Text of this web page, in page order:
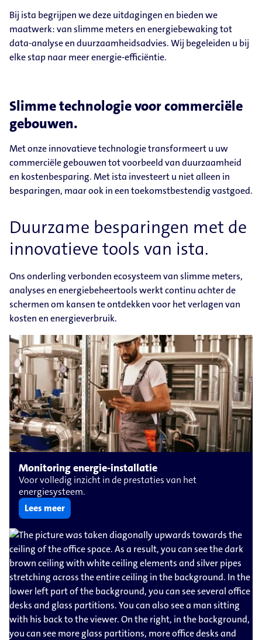
Bij ista begrijpen we deze uitdagingen en bieden we
maatwerk: van slimme meters en energiebewaking tot
data-analyse en duurzaamheidsadvies. Wij begeleiden u bij
elke stap naar meer energie-efficiëntie.
Slimme technologie voor commerciële
gebouwen.
Met onze innovatieve technologie transformeert u uw
commerciële gebouwen tot voorbeeld van duurzaamheid
en kostenbesparing. Met ista investeert u niet alleen in
besparingen, maar ook in een toekomstbestendig vastgoed.
Duurzame besparingen met de
innovatieve tools van ista.
Ons onderling verbonden ecosysteem van slimme meters,
analyses en energiebeheertools werkt continu achter de
schermen om kansen te ontdekken voor het verlagen van
kosten en energieverbruik.
Monitoring energie-installatie
Voor volledig inzicht in de prestaties van het
energiesysteem.
Lees meer